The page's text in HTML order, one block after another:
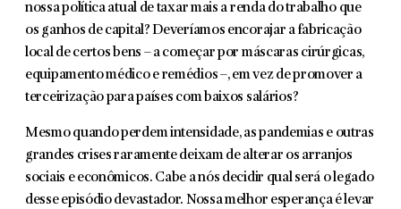
nossa política atual de taxar mais a renda do trabalho que
os ganhos de capital? Deveríamos encorajar a fabricação
local de certos bens – a começar por máscaras cirúrgicas,
equipamento médico e remédios –, em vez de promover a
terceirização para países com baixos salários?
Mesmo quando perdem intensidade, as pandemias e outras
grandes crises raramente deixam de alterar os arranjos
sociais e econômicos. Cabe a nós decidir qual será o legado
desse episódio devastador. Nossa melhor esperança é levar